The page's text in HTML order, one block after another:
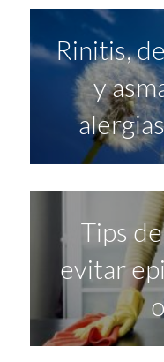
Rinitis,
y
Tips
evitar